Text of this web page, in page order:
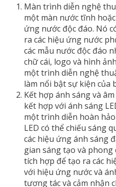
Màn trình diễn nghệ
một màn nước tĩnh
ứng nước độc đáo. Nó
ra các hiệu ứng nước
các mẫu nước độc đáo
chữ cái, logo và hình
một trình diễn nghệ
làm nổi bật sự kiện của
Kết hợp ánh sáng và
kết hợp với ánh sáng
một trình diễn hoàn
LED có thể chiếu sáng
các hiệu ứng ánh sáng
gian sáng tạo và phong
tích hợp để tạo ra các
với hiệu ứng nước và
tương tác và cảm nhận